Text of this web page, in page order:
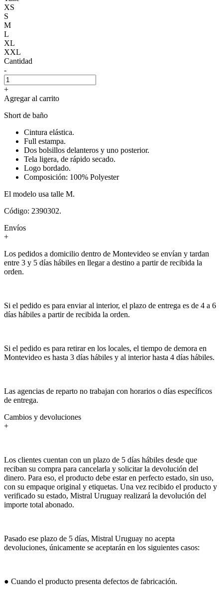
XS
S
M
L
XL
XXL
Cantidad
-
+
Agregar al carrito
Short de baño
Cintura elástica.
Full estampa.
Dos bolsillos delanteros y uno posterior.
Tela ligera, de rápido secado.
Logo bordado.
Composición: 100% Polyester
El modelo usa talle M.
Código: 2390302.
Envíos
+
Los pedidos a domicilio dentro de Montevideo se envían y tardan
entre 3 y 5 días hábiles en llegar a destino a partir de recibida la
orden.
Si el pedido es para enviar al interior, el plazo de entrega es de 4 a 6
días hábiles a partir de recibida la orden.
Si el pedido es para retirar en los locales, el tiempo de demora en
Montevideo es hasta 3 días hábiles y al interior hasta 4 días hábiles.
Las agencias de reparto no trabajan con horarios o días específicos
de entrega.
Cambios y devoluciones
+
Los clientes cuentan con un plazo de 5 días hábiles desde que
reciban su compra para cancelarla y solicitar la devolución del
dinero. Para eso, el producto debe estar en perfecto estado, sin uso,
con su empaque original y etiquetas. Una vez recibido el producto y
verificado su estado, Mistral Uruguay realizará la devolución del
importe total abonado.
Pasado ese plazo de 5 días, Mistral Uruguay no acepta
devoluciones, únicamente se aceptarán en los siguientes casos:
● Cuando el producto presenta defectos de fabricación.